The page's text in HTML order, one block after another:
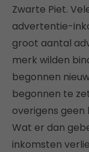
Zwarte Piet.
advertentie-
groot aantal
merk wilden
begonnen
begonnen te
overigens
Wat er dan
inkomsten